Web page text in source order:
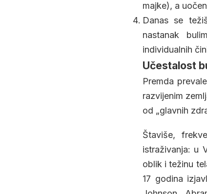
majke), a
Danas se
nastanak
individualnih
Učestalost
Premda
razvijenim
od „glavnih
Štaviše,
istraživanja: u
oblik i težinu
17 godina